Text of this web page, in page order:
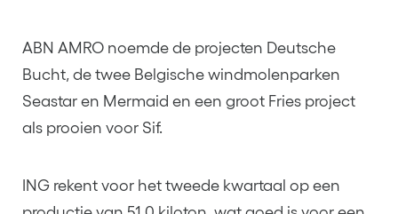
ABN AMRO noemde de projecten Deutsche
Bucht, de twee Belgische windmolenparken
Seastar en Mermaid en een groot Fries project
als prooien voor Sif.
ING rekent voor het tweede kwartaal op een